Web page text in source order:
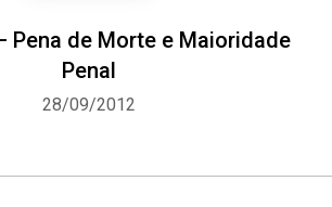
Pena de Morte e Maioridade
Penal
28/09/2012